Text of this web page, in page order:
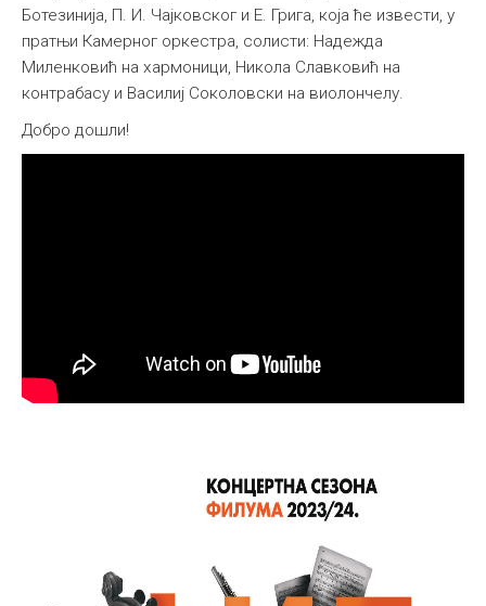
Ботезинија, П. И. Чајковског и Е. Грига, која ће извести, у
пратњи Камерног оркестра, солисти: Надежда
Миленковић на хармоници, Никола Славковић на
контрабасу и Василиј Соколовски на виолончелу.
Добро дошли!